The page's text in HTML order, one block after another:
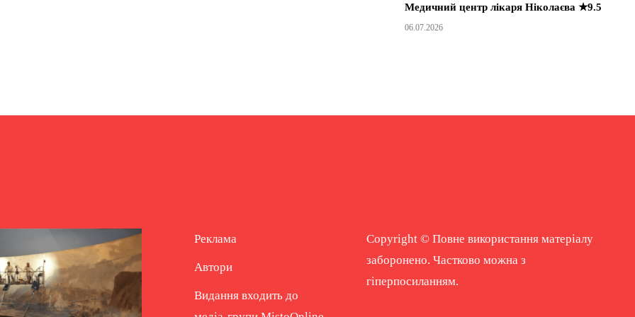
Медичний центр лікаря Ніколаєва ★9.5
06.07.2026
Реклама
Автори
Видання входить до
Copyright © Повне використання матеріалу
заборонено. Частково можна з
гіперпосиланням.